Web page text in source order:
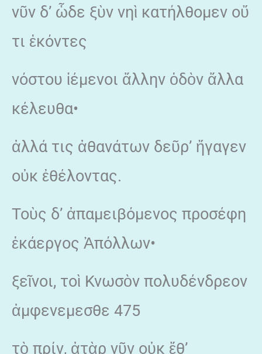
νῦν δ’ ὧδε ξὺν νηὶ κατήλθομεν οὔ
τι ἑκόντες
νόστου ἱέμενοι ἄλλην ὁδὸν ἄλλα
κέλευθα•
ἀλλά τις ἀθανάτων δεῦρ’ ἤγαγεν
οὐκ ἐθέλοντας.
Τοὺς δ’ ἀπαμειβόμενος προσέφη
ἑκάεργος Ἀπόλλων•
ξεῖνοι, τοὶ Κνωσὸν πολυδένδρεον
ἀμφενεμεσθε 475
τὸ πρίν, ἀτὰρ νῦν οὐκ ἔθ’